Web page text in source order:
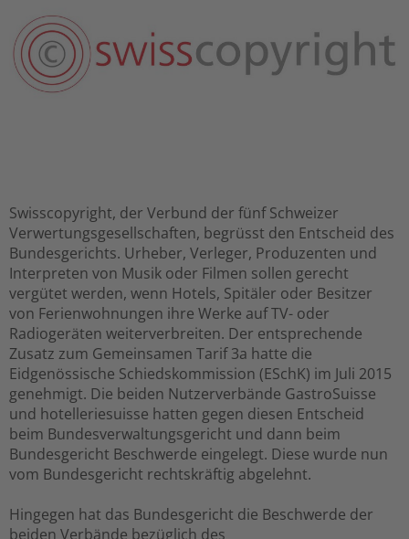
Swisscopyright, der Verbund der fünf Schweizer
Verwertungsgesellschaften, begrüsst den Entscheid des
Bundesgerichts. Urheber, Verleger, Produzenten und
Interpreten von Musik oder Filmen sollen gerecht
vergütet werden, wenn Hotels, Spitäler oder Besitzer
von Ferienwohnungen ihre Werke auf TV- oder
Radiogeräten weiterverbreiten. Der entsprechende
Zusatz zum Gemeinsamen Tarif 3a hatte die
Eidgenössische Schiedskommission (ESchK) im Juli 2015
genehmigt. Die beiden Nutzerverbände GastroSuisse
und hotelleriesuisse hatten gegen diesen Entscheid
beim Bundesverwaltungsgericht und dann beim
Bundesgericht Beschwerde eingelegt. Diese wurde nun
vom Bundesgericht rechtskräftig abgelehnt.
Hingegen hat das Bundesgericht die Beschwerde der
beiden Verbände bezüglich des